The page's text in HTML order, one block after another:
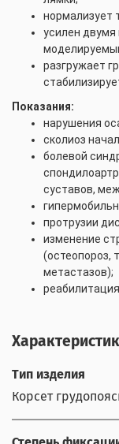
нормализует
усилен
разгружает
Показания:
нарушения
сколиоз
болевой
суставов,
протрузии
изменение
(остеопороз,
метастазов);
Тип изделия
Корсет